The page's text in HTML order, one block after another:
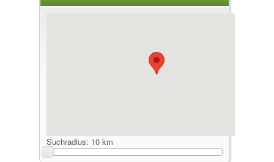
Suchradius: 10 km